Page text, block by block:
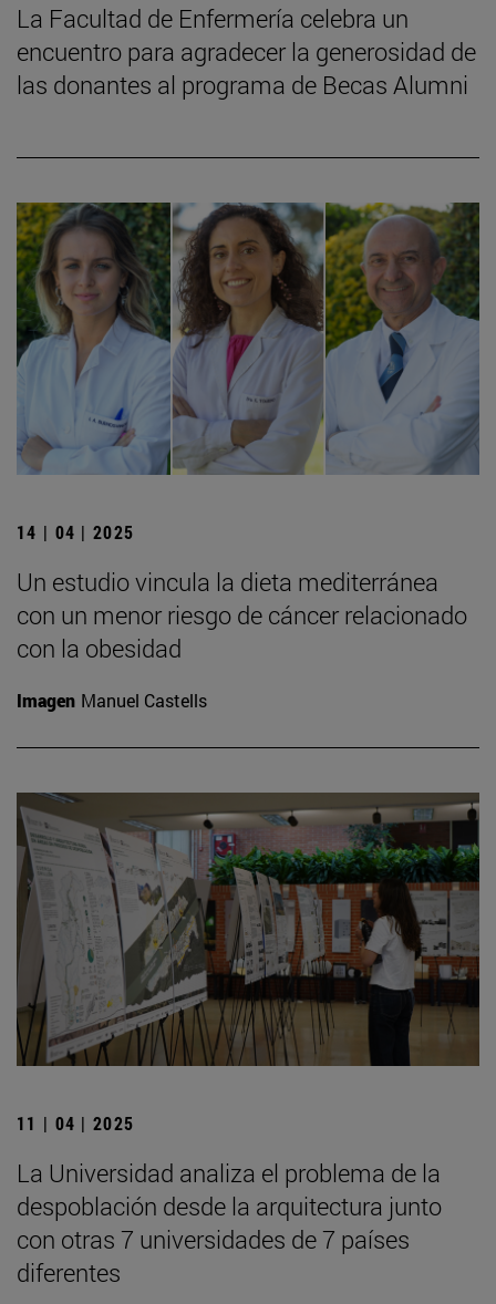
La Facultad de Enfermería celebra un
encuentro para agradecer la generosidad de
las donantes al programa de Becas Alumni
14 | 04 | 2025
Un estudio vincula la dieta mediterránea
con un menor riesgo de cáncer relacionado
con la obesidad
Imagen Manuel Castells
11 | 04 | 2025
La Universidad analiza el problema de la
despoblación desde la arquitectura junto
con otras 7 universidades de 7 países
diferentes